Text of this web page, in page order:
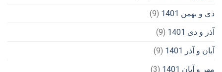
دی و بهمن 1401
(9)
آذر و دی 1401
(9)
آبان و آذر 1401
(9)
مهر و آبان 1401
(3)